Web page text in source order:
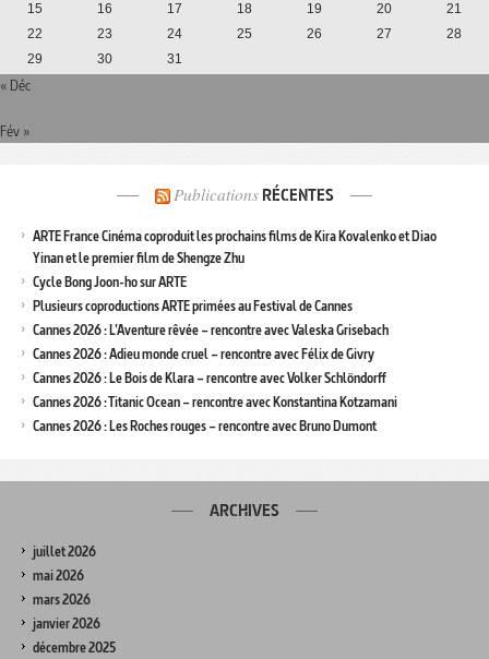
15
16 17 18 19 20
21
22
23 24 25 26 27
28
29
30 31
« Déc
Fév »
Publications RÉCENTES
ARTE France Cinéma coproduit les prochains films de Kira Kovalenko et Diao
Yinan et le premier film de Shengze Zhu
Cycle Bong Joon-ho sur ARTE
Plusieurs coproductions ARTE primées au Festival de Cannes
Cannes 2026 : L’Aventure rêvée – rencontre avec Valeska Grisebach
Cannes 2026 : Adieu monde cruel – rencontre avec Félix de Givry
Cannes 2026 : Le Bois de Klara – rencontre avec Volker Schlöndorff
Cannes 2026 : Titanic Ocean – rencontre avec Konstantina Kotzamani
Cannes 2026 : Les Roches rouges – rencontre avec Bruno Dumont
ARCHIVES
juillet 2026
mai 2026
mars 2026
janvier 2026
décembre 2025